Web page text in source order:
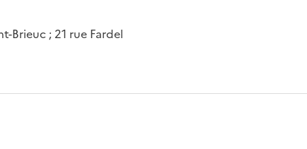
Brieuc ; 21 rue Fardel